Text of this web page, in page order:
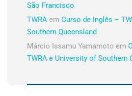
São Francisco
TWRA em Curso de Inglês –
Southern Queensland
Márcio Issamu Yamamoto em
TWRA e University of Southern